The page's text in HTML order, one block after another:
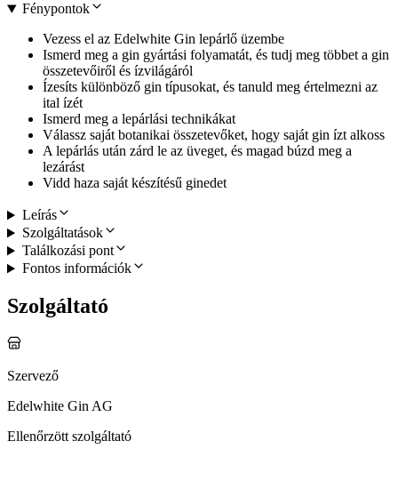
Fénypontok
Vezess el az Edelwhite Gin lepárlő üzembe
Ismerd meg a gin gyártási folyamatát, és tudj meg többet a gin
összetevőiről és ízvilágáról
Ízesíts különböző gin típusokat, és tanuld meg értelmezni az
ital ízét
Ismerd meg a lepárlási technikákat
Válassz saját botanikai összetevőket, hogy saját gin ízt alkoss
A lepárlás után zárd le az üveget, és magad búzd meg a
lezárást
Vidd haza saját készítésű ginedet
Leírás
Szolgáltatások
Találkozási pont
Fontos információk
Szolgáltató
Szervező
Edelwhite Gin AG
Ellenőrzött szolgáltató